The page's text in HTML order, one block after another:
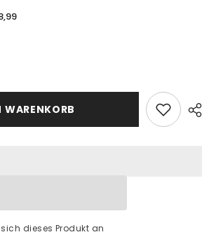
WARENKORB
dieses Produkt an